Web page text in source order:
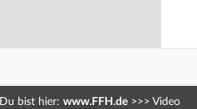
Du bist hier: www.FFH.de >>> Video